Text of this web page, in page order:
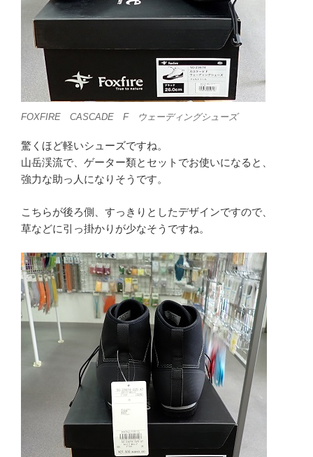
FOXFIRE CASCADE F ウェーディングシューズ
驚くほど軽いシューズですね。
山岳渓流で、ゲーター類とセットでお使いになると、
強力な助っ人になりそうです。
こちらが後ろ側、すっきりとしたデザインですので、
草などに引っ掛かりが少なそうですね。